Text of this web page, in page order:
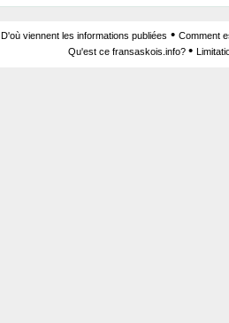
D'où viennent les informations publiées • Comment
Qu'est ce fransaskois.info? •